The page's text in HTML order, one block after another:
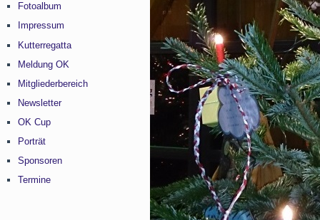
Fotoalbum
Impressum
Kutterregatta
Meldung OK
Mitgliederbereich
Newsletter
OK Cup
Porträt
Sponsoren
Termine